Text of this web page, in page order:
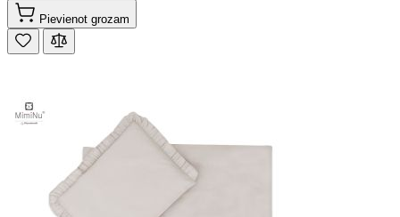
Pievienot grozam